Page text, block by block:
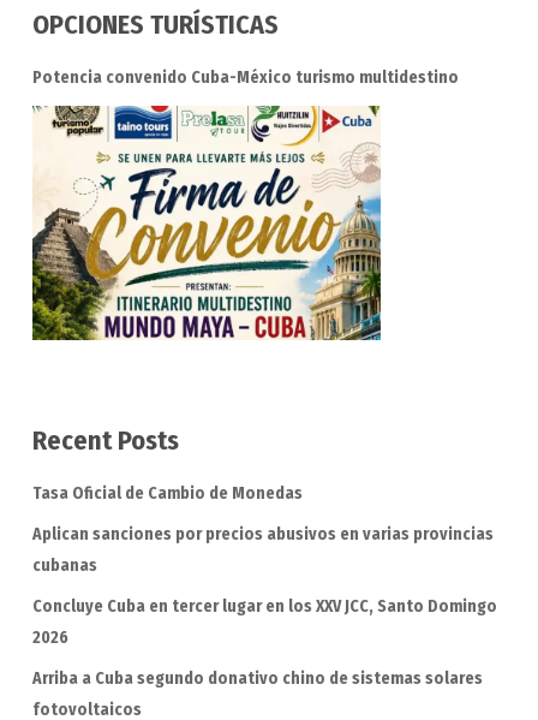
OPCIONES TURÍSTICAS
Potencia convenido Cuba-México turismo multidestino
Recent Posts
Tasa Oficial de Cambio de Monedas
Aplican sanciones por precios abusivos en varias provincias
cubanas
Concluye Cuba en tercer lugar en los XXV JCC, Santo Domingo
2026
Arriba a Cuba segundo donativo chino de sistemas solares
fotovoltaicos